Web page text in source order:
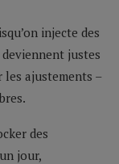
injecte des
justes
les ajustements –
des
jour,